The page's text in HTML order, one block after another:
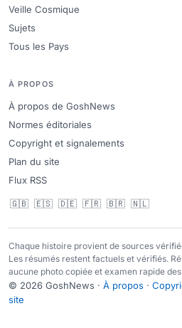
Veille Cosmique
Sujets
Tous les Pays
À PROPOS
À propos de GoshNews
Normes éditoriales
Copyright et signalements
Plan du site
Flux RSS
🇬🇧 🇪🇸 🇩🇪 🇫🇷 🇧🇷 🇳🇱
Chaque histoire provient de sources
Les résumés restent factuels et vérifiés.
aucune photo copiée et examen rapide
© 2026 GoshNews · À propos ·
site